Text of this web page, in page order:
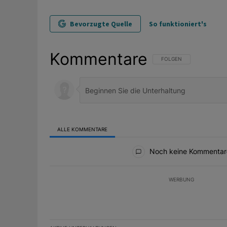
Bevorzugte Quelle So funktioniert's
Kommentare FOLGE DIESER
FOLGEN
ALLE KOMMENTARE
Noch keine
WERBUNG